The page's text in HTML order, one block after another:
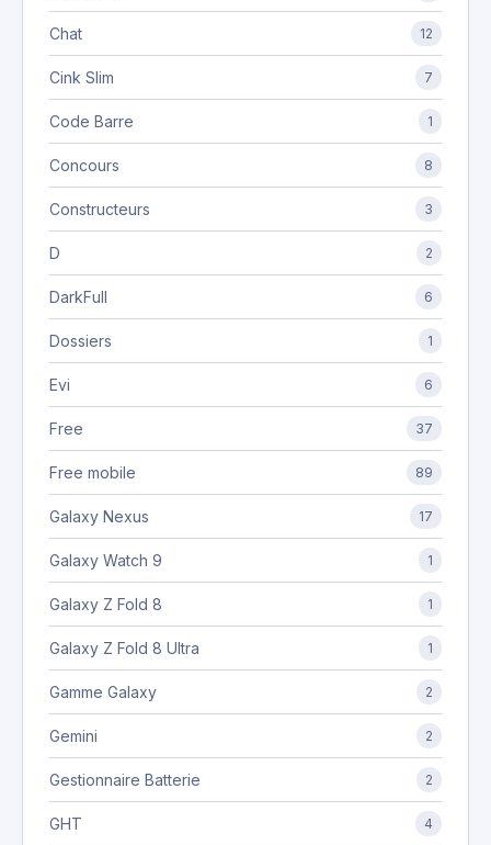
Chat 12
Cink Slim 7
Code Barre 1
Concours 8
Constructeurs 3
D 2
DarkFull 6
Dossiers 1
Evi 6
Free 37
Free mobile 89
Galaxy Nexus 17
Galaxy Watch 9 1
Galaxy Z Fold 8 1
Galaxy Z Fold 8 Ultra 1
Gamme Galaxy 2
Gemini 2
Gestionnaire Batterie 2
GHT 4